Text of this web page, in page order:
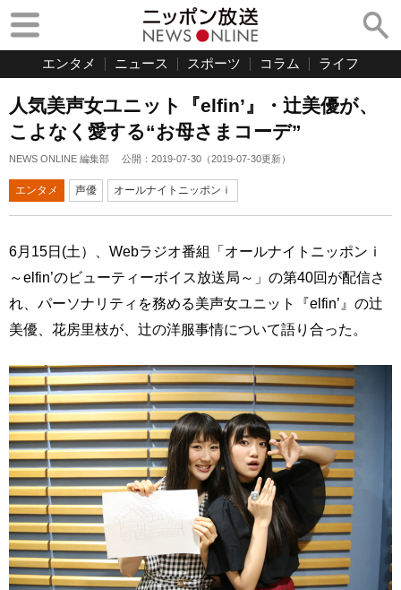
エンタメ ニュース スポーツ コラム ライフ
人気美声女ユニット『elfin’』・辻美優が、
こよなく愛する“お母さまコーデ”
NEWS ONLINE 編集部 公開： 2019-07-30 （2019-07-30更新）
エンタメ 声優 オールナイトニッポンｉ
6月15日(土）、Webラジオ番組「オールナイトニッポンｉ
～elfin’のビューティーボイス放送局～」の第40回が配信さ
れ、パーソナリティを務める美声女ユニット『elfin’』の辻
美優、花房里枝が、辻の洋服事情について語り合った。